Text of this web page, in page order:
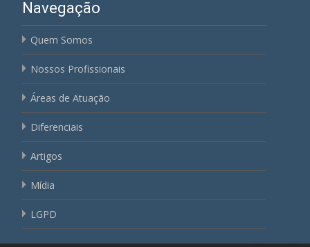
Navegação
Quem Somos
Nossos Profissionais
Áreas de Atuação
Diferenciais
Artigos
Mídia
LGPD